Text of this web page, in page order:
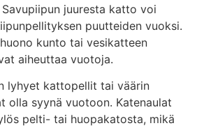
juuresta katto voi
puutteiden vuoksi.
kunto tai vesikatteen
aiheuttaa vuotoja.
lyhyet kattopellit tai väärin
olla syynä vuotoon. Katenaulat
pelti- tai huopakatosta, mikä